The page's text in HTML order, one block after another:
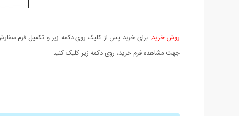
روش خرید: برای خرید پس از کلیک روی دکمه زیر و تکمیل فرم
جهت مشاهده فرم خرید، روی دکمه زیر کلیک کنید.